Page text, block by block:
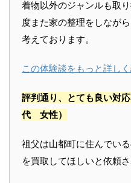
着物以外のジャンルも取
度また家の整理をしなが
考えております。
この体験談をもっと詳し
評判通り、とても良い対
代 女性）
祖父は山都町に住んでい
を買取してほしいと依頼さ